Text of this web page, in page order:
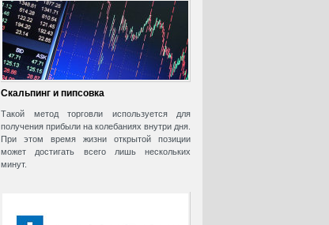
Скальпинг и пипсовка
Такой метод торговли используется для
получения прибыли на колебаниях внутри дня.
При этом время жизни открытой позиции
может достигать всего лишь нескольких
минут.